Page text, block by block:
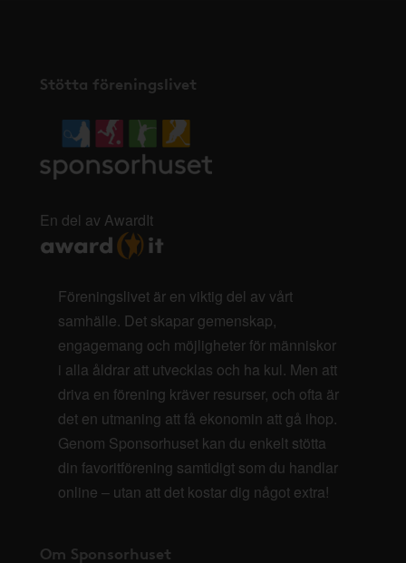
Stötta föreningslivet
En del av AwardIt
Föreningslivet är en viktig del av vårt
samhälle. Det skapar gemenskap,
engagemang och möjligheter för människor
i alla åldrar att utvecklas och ha kul. Men att
driva en förening kräver resurser, och ofta är
det en utmaning att få ekonomin att gå ihop.
Genom Sponsorhuset kan du enkelt stötta
din favoritförening samtidigt som du handlar
online – utan att det kostar dig något extra!
Om Sponsorhuset